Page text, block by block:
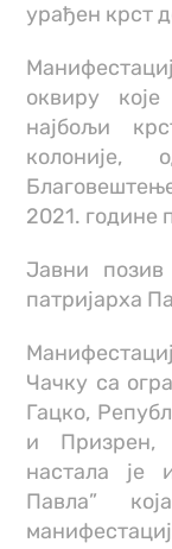
урађен крст
оквиру
најбољи
2021. године
Јавни
патријарха
Чачку са
Гацко,
и Призрен,
настала је
Павла”